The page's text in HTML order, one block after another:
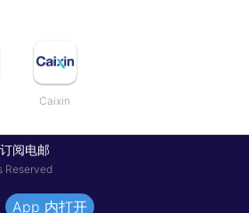
Caixin
阅电邮
Reserved
App 内打开